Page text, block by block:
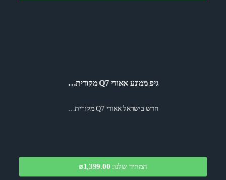
גיפ ממונע אאודי Q7 מקורית…
חדש בישראל אאודי Q7 מקורית…
המחיר שלנו: ₪1,399.00